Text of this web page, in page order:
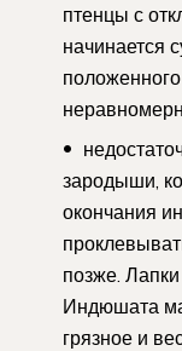
птенцы с
начинается
зародыши,
окончания
позже.
Индюшата
грязное и